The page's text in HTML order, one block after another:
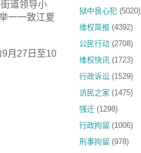
道领导小
一一致江夏
9月 27 日至10
狱中良心犯 (5020)
维权简报 (4392)
公民行动 (2708)
维权快讯 (1723)
行政诉讼 (1529)
访民之家 (1475)
强迁 (1298)
行政拘留 (1006)
刑事拘留 (978)